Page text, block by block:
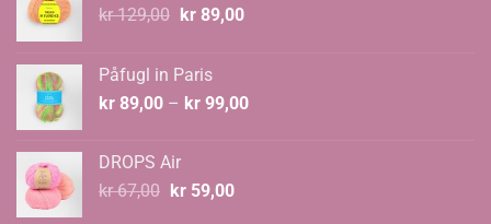
kr129,00 Opprinnelig
kr 129,00.
kr89,00Nåværende
Påfugl in Paris
kr 89,00 – kr 99,00Prisområde:
DROPS Air
kr67,00 Opprinnelig
kr59,00Nåværende